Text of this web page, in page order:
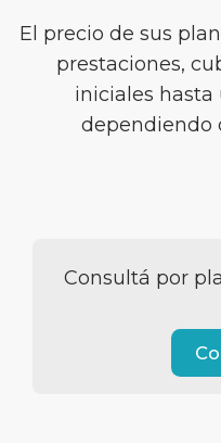
El precio de sus
prestaciones,
iniciales
dependiendo
Consultá por